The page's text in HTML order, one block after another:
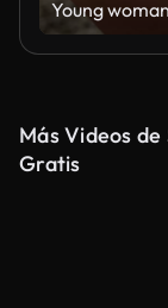
Más Videos
Gratis